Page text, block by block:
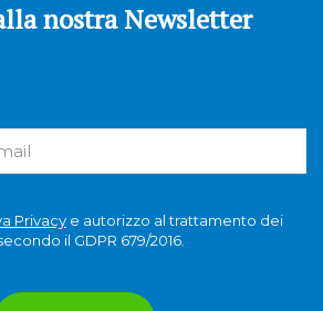
nostra Newsletter
Privacye autorizzo al trattamento dei
il GDPR 679/2016.